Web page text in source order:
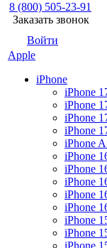
8 (800) 505-23-91
Заказать звонок
Войти
Apple
iPhone
iPhone
iPhone
iPhone
iPhone
iPhone
iPhone
iPhone
iPhone
iPhone
iPhone
iPhone
iPhone
iPhone